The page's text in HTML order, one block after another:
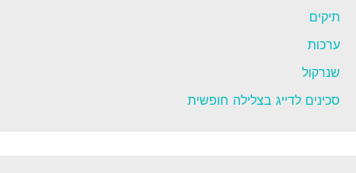
תיקים
ערכות
שנרקול
סכינים לדייג בצלילה חופשית